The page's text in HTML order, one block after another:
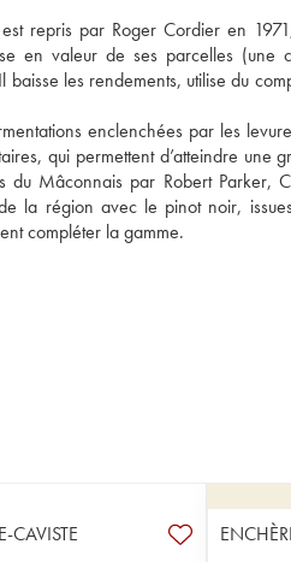
repris par Roger Cordier en
en valeur de ses parcelles (une
les rendements, utilise du
enclenchées par les
qui permettent d’atteindre une
du Mâconnais par Robert Parker,
la région avec le pinot noir,
compléter la gamme.
E-CAVISTE